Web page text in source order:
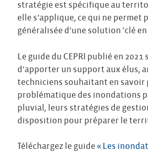
stratégie est spécifique au
elle s’applique, ce qui ne permet
généralisée d’une solution ‘clé en
Le guide du CEPRI publié en 2021
d’apporter un support aux élus,
techniciens souhaitant en savoir
problématique des inondations
pluvial, leurs stratégies de
disposition pour préparer le
Téléchargez le guide « Les